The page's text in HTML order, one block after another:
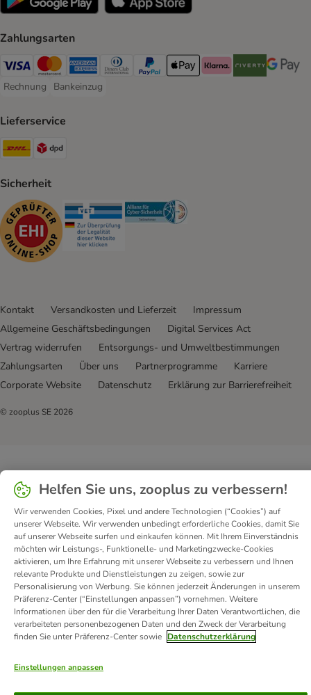
Zahlungsarten
Visa Payment Method
Mastercard Payment Method
American Express Payment Method
Diners Club Payment Method
PayPal Payment Method
Apple Pay Payment Method
Klarna Payment Method
Riverty Payment
Google
Rechnung
Rechnung Payment Method
Bankeinzug
Bankeinzug Payment Method
Lieferservice
DHL Shipping Method
Sicherheit
Security Security
Kontakt Versandkosten und Lieferzeit
Impressum
Allgemeine Geschäftsbedingungen
Digital Services Act
Vertrag widerrufen
Entsorgungs- und Umweltbestimmungen
Zahlungsarten
Über uns Partnerprogramme
Karriere
Corporate Website
Datenschutz Erklärung zur Barrierefreiheit
© zooplus SE 2026
Helfen Sie uns, zooplus zu verbessern!
Wir verwenden Cookies, Pixel und andere Technologien (“Cookies”) auf
unserer Webseite. Wir verwenden unbedingt erforderliche Cookies, damit Sie
auf unserer Webseite surfen und einkaufen können. Mit Ihrem Einverständnis
möchten wir Leistungs-, Funktionelle- und Marketingzwecke-Cookies
aktivieren, um Ihre Erfahrung mit unserer Webseite zu verbessern und Ihnen
relevante Produkte und Dienstleistungen zu zeigen, sowie zur
Personalisierung von Werbung. Sie können jederzeit Änderungen in unserem
Präferenz-Center (“Einstellungen anpassen”) vornehmen. Weitere
Informationen über den für die Verarbeitung Ihrer Daten Verantwortlichen, die
verarbeiteten personenbezogenen Daten und den Zweck der Verarbeitung
finden Sie unter Präferenz-Center sowie Datenschutzerklärung
Einstellungen anpassen